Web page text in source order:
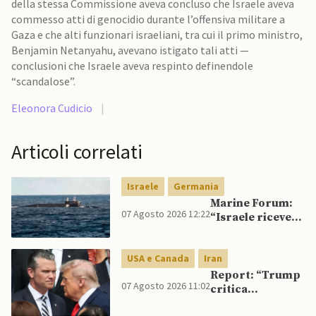
della stessa Commissione aveva concluso che Israele aveva
commesso atti di genocidio durante l’offensiva militare a
Gaza e che alti funzionari israeliani, tra cui il primo ministro,
Benjamin Netanyahu, avevano istigato tali atti —
conclusioni che Israele aveva respinto definendole
“scandalose”.
Eleonora Cudicio
|
Articoli correlati
Israele Germania
07 Agosto 2026 12:22
Marine Forum:
“Israele riceve
sottomarino INS
Drakon dopo 14
anni”
USA e Canada Iran
07 Agosto 2026 11:02
Report: “Trump
critica